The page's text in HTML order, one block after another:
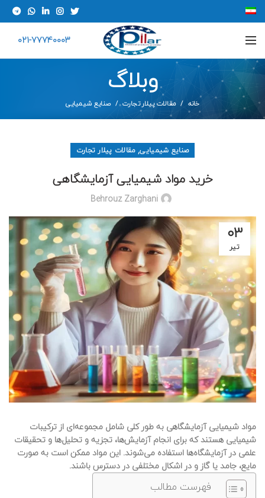
021-77740003
وبلاگ
خانه مقالات پیلار تجارت صنایع شیمیایی
صنایع شیمیایی,مقالات پیلار تجارت
خرید مواد شیمیایی آزمایشگاهی
Behrouz Zarghani
۰۳
تیر
مواد شیمیایی آزمایشگاهی به طور کلی شامل مجموعه‌ای از ترکیبات
شیمیایی هستند که برای انجام آزمایش‌ها، تجزیه و تحلیل‌ها و تحقیقات
علمی در آزمایشگاه‌ها استفاده می‌شوند. این مواد ممکن است به صورت
مایع، جامد یا گاز و در اشکال مختلفی در دسترس باشند.
فهرست مطالب